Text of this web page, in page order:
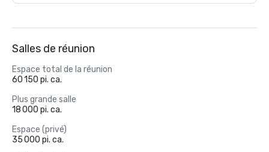
Salles de réunion
Espace total de la réunion
60 150 pi. ca.
Plus grande salle
18 000 pi. ca.
Espace (privé)
35 000 pi. ca.